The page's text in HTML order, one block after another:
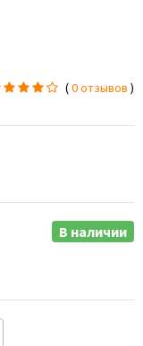
(0 отзывов )
В наличии